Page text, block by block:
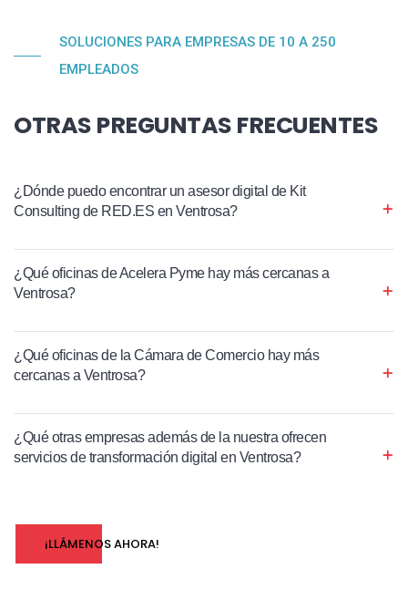
SOLUCIONES PARA EMPRESAS DE 10 A 250
EMPLEADOS
OTRAS PREGUNTAS FRECUENTES
¿Dónde puedo encontrar un asesor digital de Kit
Consulting de RED.ES en Ventrosa?
¿Qué oficinas de Acelera Pyme hay más cercanas a
Ventrosa?
¿Qué oficinas de la Cámara de Comercio hay más
cercanas a Ventrosa?
¿Qué otras empresas además de la nuestra ofrecen
servicios de transformación digital en Ventrosa?
¡LLÁMENOS AHORA!